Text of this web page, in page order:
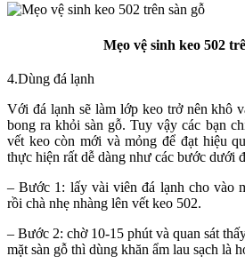
Mẹo vệ sinh keo 502
4.Dùng đá lạnh
Với đá lạnh sẽ làm lớp keo trở nên khô
bong ra khỏi sàn gỗ. Tuy vậy các bạn
vết keo còn mới và mỏng để đạt hiệu
thực hiện rất dễ dàng như các bước dưới
– Bước 1: lấy vài viên đá lạnh cho vào
rồi chà nhẹ nhàng lên vết keo 502.
– Bước 2: chờ 10-15 phút và quan sát
mặt sàn gỗ thì dùng khăn ẩm lau sạch là